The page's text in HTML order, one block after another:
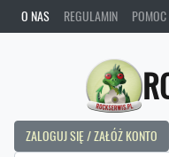
O NAS REGULAMIN POMOC
ZALOGUJ SIĘ / ZAŁÓŻ KONTO